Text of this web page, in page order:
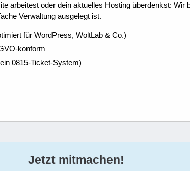
arbeitest oder dein aktuelles Hosting überdenkst:
Verwaltung ausgelegt ist.
für WordPress, WoltLab & Co.)
konform
0815-Ticket-System)
Jetzt mitmachen!